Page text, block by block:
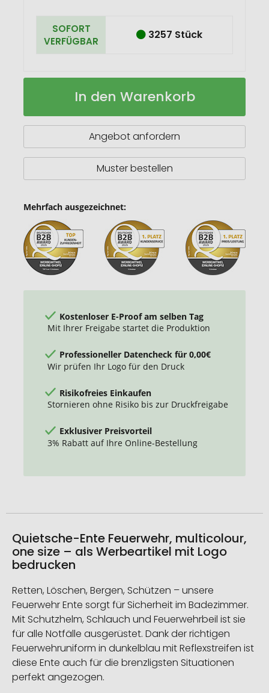
SOFORT
VERFÜGBAR
3257 Stück
Quietsche-
Auf
In den Warenkorb
Angebot anfordern
Muster bestellen
Mehrfach ausgezeichnet:
Kostenloser E-Proof am selben Tag
Mit Ihrer Freigabe startet die Produktion
Professioneller Datencheck für 0,00€
Wir prüfen Ihr Logo für den Druck
Risikofreies Einkaufen
Stornieren ohne Risiko bis zur Druckfreigabe
Exklusiver Preisvorteil
3% Rabatt auf Ihre Online-Bestellung
Quietsche-Ente Feuerwehr, multicolour,
one size – als Werbeartikel mit Logo
bedrucken
Retten, Löschen, Bergen, Schützen – unsere
Feuerwehr Ente sorgt für Sicherheit im Badezimmer.
Mit Schutzhelm, Schlauch und Feuerwehrbeil ist sie
für alle Notfälle ausgerüstet. Dank der richtigen
Feuerwehruniform in dunkelblau mit Reflexstreifen ist
diese Ente auch für die brenzligsten Situationen
perfekt angezogen.